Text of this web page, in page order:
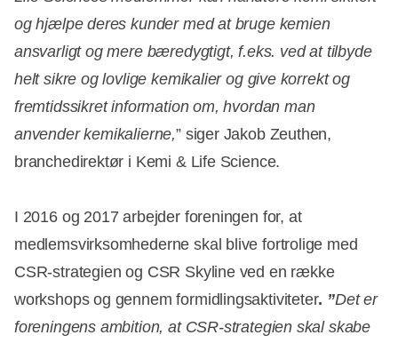
og hjælpe deres kunder med at bruge kemien
ansvarligt og mere bæredygtigt, f.eks. ved at tilbyde
helt sikre og lovlige kemikalier og give korrekt og
fremtidssikret information om, hvordan man
anvender kemikalierne,” siger Jakob Zeuthen,
branchedirektør i Kemi & Life Science.
I 2016 og 2017 arbejder foreningen for, at
medlemsvirksomhederne skal blive fortrolige med
CSR-strategien og CSR Skyline ved en række
workshops og gennem formidlingsaktiviteter. ”Det er
foreningens ambition, at CSR-strategien skal skabe